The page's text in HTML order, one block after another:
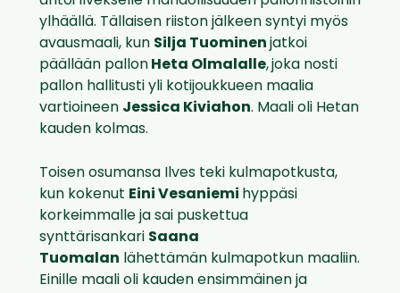
ylhäällä. Tällaisen riiston jälkeen syntyi myös
avausmaali, kun Silja Tuominen jatkoi
päällään pallon Heta Olmalalle,joka nosti
pallon hallitusti yli kotijoukkueen maalia
vartioineen Jessica Kiviahon. Maali oli Hetan
kauden kolmas.
Toisen osumansa Ilves teki kulmapotkusta,
kun kokenut Eini Vesaniemi hyppäsi
korkeimmalle ja sai puskettua
synttärisankari Saana
Tuomalan lähettämän kulmapotkun maaliin.
Einille maali oli kauden ensimmäinen ja